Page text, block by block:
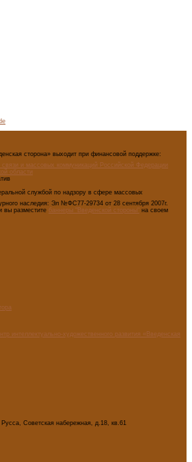
сторона» выходит при финансовой поддержке:
связи и массовых коммуникаций Российской Федерации
области
службой по надзору в сфере массовых
наследия: Эл №ФС77-29734 от 28 сентября 2007г.
вы разместите баннеры "Введенской стороны" на своем
интеллектуально-художественного развития «Введенская
Советская набережная, д.18, кв.61